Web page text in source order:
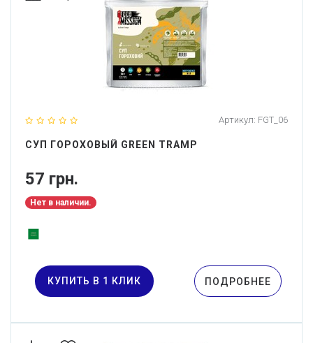
Артикул: FGT_06
СУП ГОРОХОВЫЙ GREEN TRAMP
57 грн.
Нет в наличии.
КУПИТЬ В 1 КЛИК ПОДРОБНЕЕ